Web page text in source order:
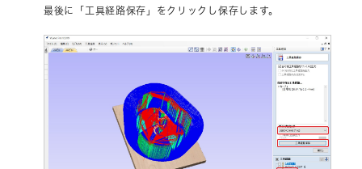
最後に「工具経路保存」をクリックし保存します。